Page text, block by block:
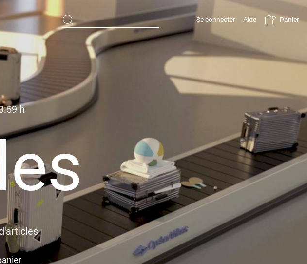
Se connecter Aide Panier
h